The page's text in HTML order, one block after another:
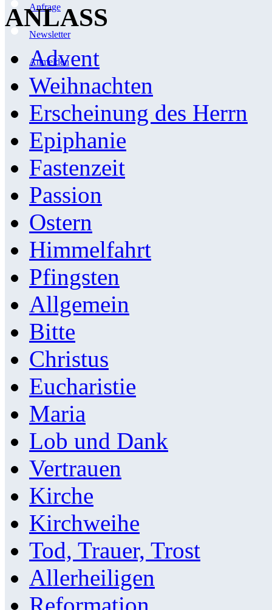
Anfrage
Newsletter
Anmelden
ANLASS
Advent
Weihnachten
Erscheinung des Herrn
Epiphanie
Fastenzeit
Passion
Ostern
Himmelfahrt
Pfingsten
Allgemein
Bitte
Christus
Eucharistie
Maria
Lob und Dank
Vertrauen
Kirche
Kirchweihe
Tod, Trauer, Trost
Allerheiligen